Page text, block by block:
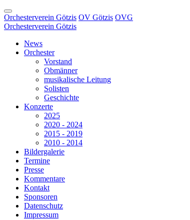
Orchesterverein Götzis OV Götzis OVG
Orchesterverein Götzis
News
Orchester
Vorstand
Obmänner
musikalische Leitung
Solisten
Geschichte
Konzerte
2025
2020 - 2024
2015 - 2019
2010 - 2014
Bildergalerie
Termine
Presse
Kommentare
Kontakt
Sponsoren
Datenschutz
Impressum